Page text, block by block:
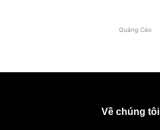
Quảng Cáo
Về chúng tôi